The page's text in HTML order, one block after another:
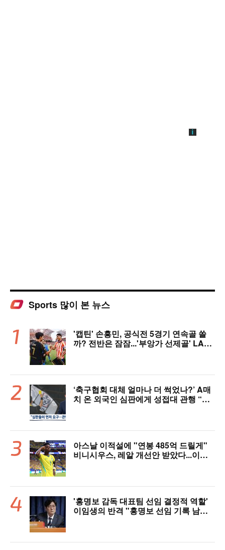
Sports 많이 본 뉴스
'캡틴' 손흥민, 공식전 5경기 연속골 쏠
까? 전반은 잠잠...'부앙가 선제골' LAF
‘축구협회 대체 얼마나 더 썩었나?’ A매
치 온 외국인 심판에게 성접대 관행 “그
아스날 이적설에 "연봉 485억 드릴게"
비니시우스, 레알 개선안 받았다...이제
'홍명보 감독 대표팀 선임 결정적 역할'
이임생의 반격 "홍명보 선임 기록 남아